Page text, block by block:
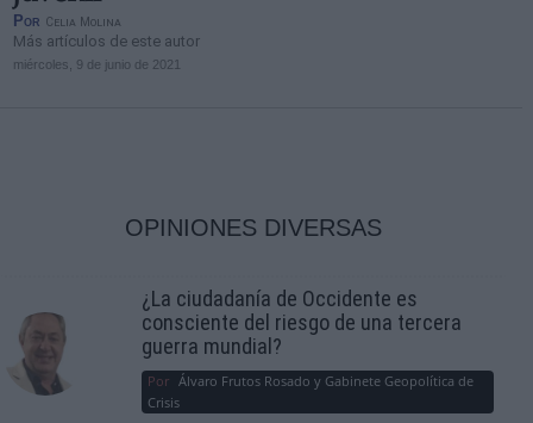
Por Celia Molina
Más artículos de este autor
miércoles, 9 de junio de 2021
OPINIONES DIVERSAS
¿La ciudadanía de Occidente es
consciente del riesgo de una tercera
guerra mundial?
Por Álvaro Frutos Rosado y Gabinete Geopolítica de
Crisis